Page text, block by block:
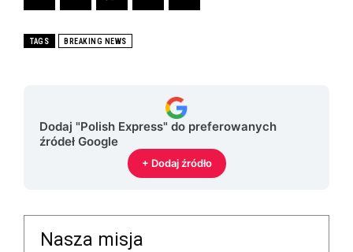
TAGS BREAKING NEWS
Dodaj "Polish Express" do preferowanych
źródeł Google
+ Dodaj źródło
Nasza misja